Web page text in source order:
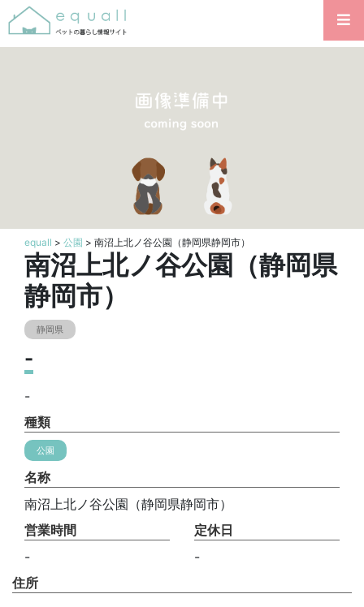
equall > 公園 > 南沼上北ノ谷公園（静岡県静岡市）
南沼上北ノ谷公園（静岡県
静岡市）
静岡県
-
-
種類
公園
名称
南沼上北ノ谷公園（静岡県静岡市）
営業時間
-
定休日
-
住所